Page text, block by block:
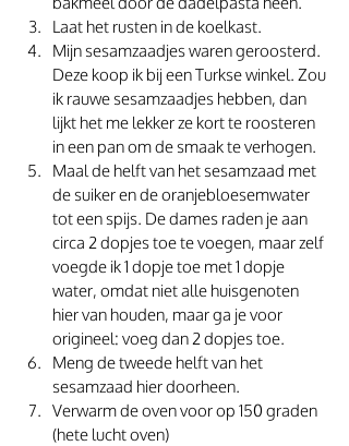
Laat het rusten in de koelkast.
Mijn sesamzaadjes waren geroosterd.
Deze koop ik bij een Turkse winkel. Zou
ik rauwe sesamzaadjes hebben, dan
lijkt het me lekker ze kort te roosteren
in een pan om de smaak te verhogen.
Maal de helft van het sesamzaad met
de suiker en de oranjebloesemwater
tot een spijs. De dames raden je aan
circa 2 dopjes toe te voegen, maar zelf
voegde ik 1 dopje toe met 1 dopje
water, omdat niet alle huisgenoten
hier van houden, maar ga je voor
origineel: voeg dan 2 dopjes toe.
Meng de tweede helft van het
sesamzaad hier doorheen.
Verwarm de oven voor op 150 graden
(hete lucht oven)